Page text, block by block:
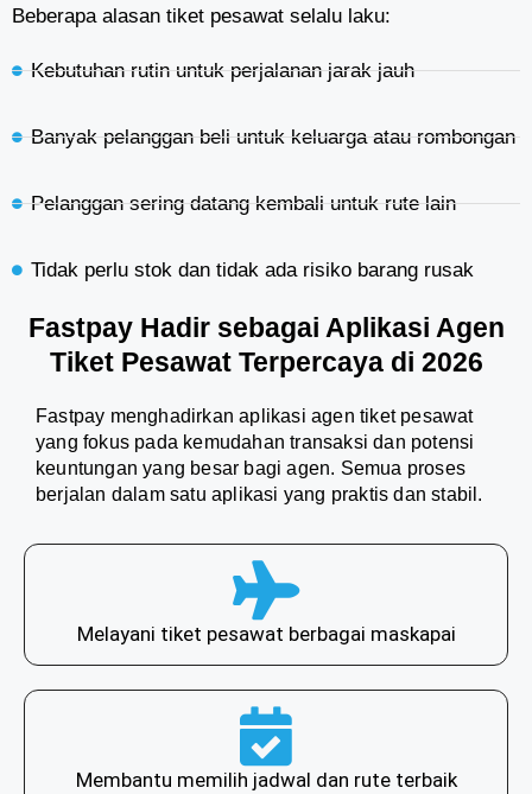
Beberapa alasan tiket pesawat selalu laku:
Kebutuhan rutin untuk perjalanan jarak jauh
Banyak pelanggan beli untuk keluarga atau rombongan
Pelanggan sering datang kembali untuk rute lain
Tidak perlu stok dan tidak ada risiko barang rusak
Fastpay Hadir sebagai Aplikasi Agen
Tiket Pesawat Terpercaya di 2026
Fastpay menghadirkan aplikasi agen tiket pesawat
yang fokus pada kemudahan transaksi dan potensi
keuntungan yang besar bagi agen. Semua proses
berjalan dalam satu aplikasi yang praktis dan stabil.
Melayani tiket pesawat berbagai maskapai
Membantu memilih jadwal dan rute terbaik